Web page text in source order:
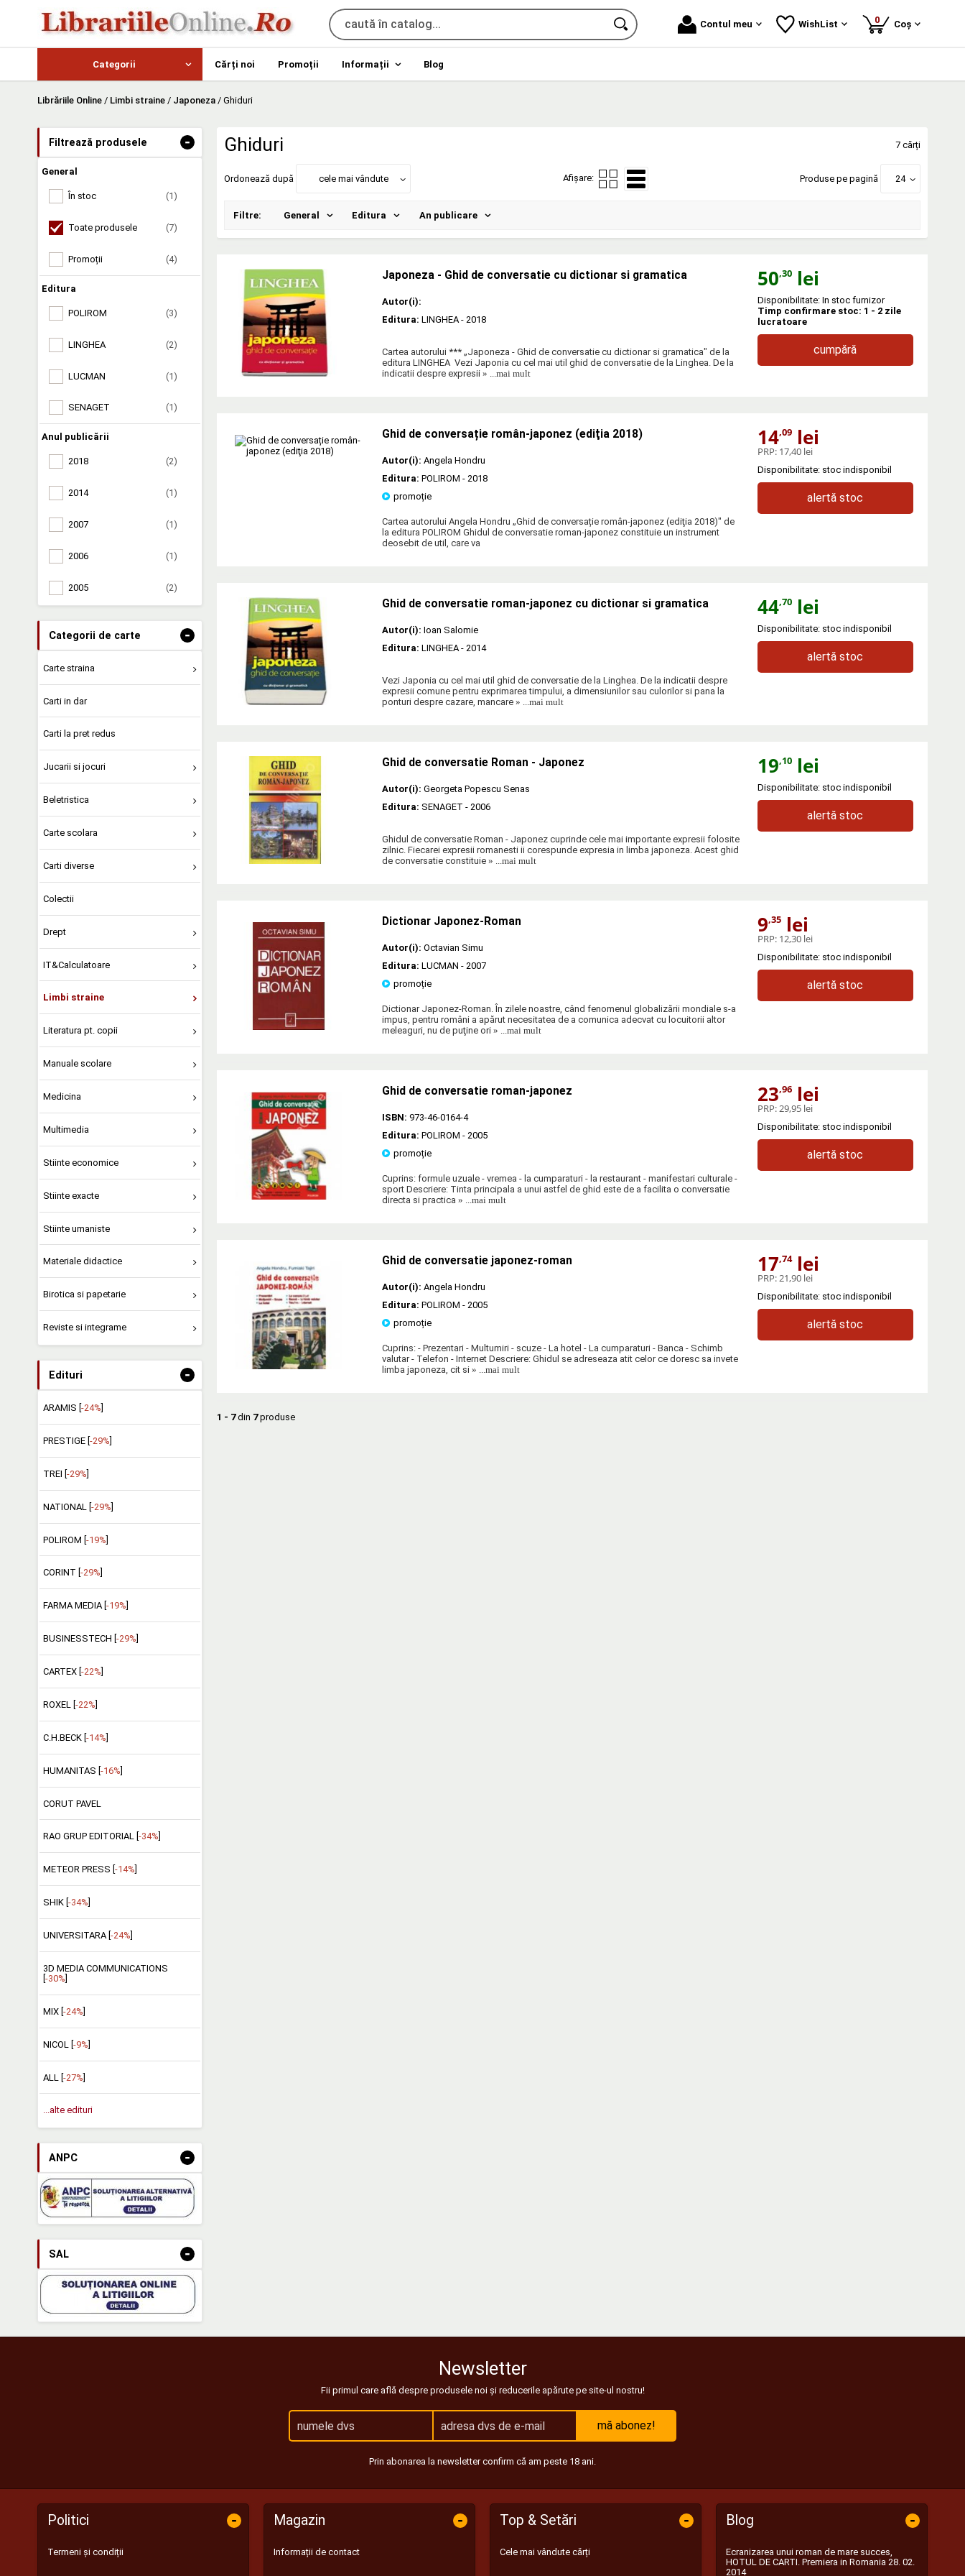
Contul meu WishList 0produse
Coș
Categorii Cărți noi Promoții Informații Blog
Librăriile Online / Limbi straine / Japoneza / Ghiduri
Filtrează produsele -
General
În stoc (1)
Toate produsele (7)
Promoții (4)
Editura
POLIROM (3)
LINGHEA (2)
LUCMAN (1)
SENAGET (1)
Anul publicării
2018 (2)
2014 (1)
2007 (1)
2006 (1)
2005 (2)
Categorii de carte -
Carte straina
Carti in dar
Carti la pret redus
Jucarii si jocuri
Beletristica
Carte scolara
Carti diverse
Colectii
Drept
IT&Calculatoare
Limbi straine
Literatura pt. copii
Manuale scolare
Medicina
Multimedia
Stiinte economice
Stiinte exacte
Stiinte umaniste
Materiale didactice
Birotica si papetarie
Reviste si integrame
Edituri -
ARAMIS [ -24%
PRESTIGE [ -29%
TREI [ -29%
NATIONAL [-29%]
POLIROM [-19%]
CORINT [ -29%
FARMA MEDIA [ -19%
BUSINESSTECH [ -29%
CARTEX [ -22%
ROXEL [ -22%
C.H.BECK [ -14%
HUMANITAS [-16%]
CORUT PAVEL
RAO GRUP EDITORIAL [ -34%
METEOR PRESS [ -14%
SHIK [ -34%
UNIVERSITARA [ -24%
3D MEDIA COMMUNICATIONS
-30%
MIX [ -24%
NICOL [-9%]
ALL [-27%]
...alte edituri
ANPC -
SAL -
Ghiduri 7 cărți
Ordonează după cele mai vândute Afișare: Produse pe pagină 24
Filtre: General Editura An publicare
Japoneza - Ghid de conversatie cu dictionar si gramatica
Autor(i):
Editura: LINGHEA - 2018
Cartea autorului *** „Japoneza - Ghid de conversatie cu dictionar si gramatica" de la
editura LINGHEA Vezi Japonia cu cel mai util ghid de conversatie de la Linghea. De la
indicatii despre expresii » ...mai mult
50,30lei
Disponibilitate: In stoc furnizor
Timp confirmare stoc: 1 - 2 zile
lucratoare
cumpără
Ghid de conversație român-japonez (ediţia 2018)
Autor(i): Angela Hondru
Editura: POLIROM - 2018
promoție
Cartea autorului Angela Hondru „Ghid de conversație român-japonez (ediţia 2018)" de
la editura POLIROM Ghidul de conversatie roman-japonez constituie un instrument
deosebit de util, care va
14,09lei
PRP: 17,40 lei
Disponibilitate: stoc indisponibil
alertă stoc
Ghid de conversatie roman-japonez cu dictionar si gramatica
Autor(i): Ioan Salomie
Editura: LINGHEA - 2014
Vezi Japonia cu cel mai util ghid de conversatie de la Linghea. De la indicatii despre
expresii comune pentru exprimarea timpului, a dimensiunilor sau culorilor si pana la
ponturi despre cazare, mancare » ...mai mult
44,70lei
Disponibilitate: stoc indisponibil
alertă stoc
Ghid de conversatie Roman - Japonez
Autor(i): Georgeta Popescu Senas
Editura: SENAGET - 2006
Ghidul de conversatie Roman - Japonez cuprinde cele mai importante expresii folosite
zilnic. Fiecarei expresii romanesti ii corespunde expresia in limba japoneza. Acest ghid
de conversatie constituie » ...mai mult
19,10lei
Disponibilitate: stoc indisponibil
alertă stoc
Dictionar Japonez-Roman
Autor(i): Octavian Simu
Editura: LUCMAN - 2007
promoție
Dictionar Japonez-Roman. În zilele noastre, când fenomenul globalizării mondiale s-a
impus, pentru români a apărut necesitatea de a comunica adecvat cu locuitorii altor
meleaguri, nu de puţine ori » ...mai mult
9,35lei
PRP: 12,30 lei
Disponibilitate: stoc indisponibil
alertă stoc
Ghid de conversatie roman-japonez
ISBN: 973-46-0164-4
Editura: POLIROM - 2005
promoție
Cuprins: formule uzuale - vremea - la cumparaturi - la restaurant - manifestari culturale -
sport Descriere: Tinta principala a unui astfel de ghid este de a facilita o conversatie
directa si practica » ...mai mult
23,96lei
PRP: 29,95 lei
Disponibilitate: stoc indisponibil
alertă stoc
Ghid de conversatie japonez-roman
Autor(i): Angela Hondru
Editura: POLIROM - 2005
promoție
Cuprins: - Prezentari - Multumiri - scuze - La hotel - La cumparaturi - Banca - Schimb
valutar - Telefon - Internet Descriere: Ghidul se adreseaza atit celor ce doresc sa invete
limba japoneza, cit si » ...mai mult
17,74lei
PRP: 21,90 lei
Disponibilitate: stoc indisponibil
alertă stoc
1 - 7din 7produse
Newsletter
Fii primul care află despre produsele noi și reducerile apărute pe site-ul nostru!
mă abonez!
Prin abonarea la newsletter confirm că am peste 18 ani.
Politici -
Termeni și condiții
Magazin -
Informații de contact
Top & Setări -
Cele mai vândute cărți
Blog -
Ecranizarea unui roman de mare succes,
HOTUL DE CARTI. Premiera in Romania 28. 02.
2014